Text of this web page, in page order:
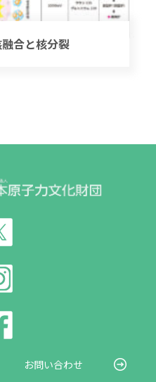
融合と核分裂
お問い合わせ